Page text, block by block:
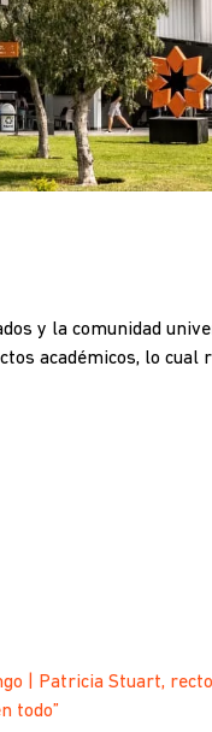
y la comunidad
académicos, lo
| Patricia Stuart,
todo”